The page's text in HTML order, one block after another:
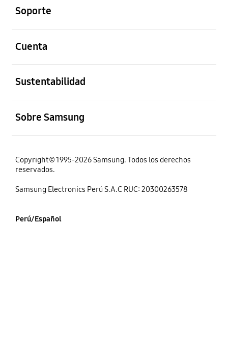
Soporte
Cuenta
Sustentabilidad
Sobre Samsung
Copyright© 1995-2026 Samsung. Todos los derechos
reservados.
Samsung Electronics Perú S.A.C RUC: 20300263578
Perú/Español